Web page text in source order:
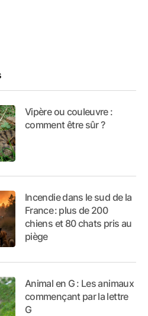
Vipère ou couleuvre :
comment être sûr ?
Incendie dans le sud de la
France : plus de 200
chiens et 80 chats pris au
piège
Animal en G : Les animaux
commençant par la lettre
G